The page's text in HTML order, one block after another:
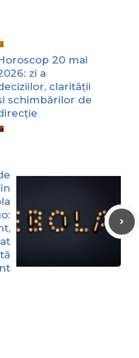
20 mai
zi a
clarității
schimbărilor de